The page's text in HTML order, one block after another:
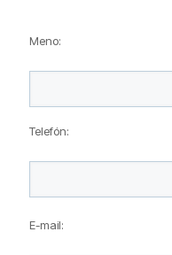
Meno:
Telefón:
Please leave this field empty.
E-mail: